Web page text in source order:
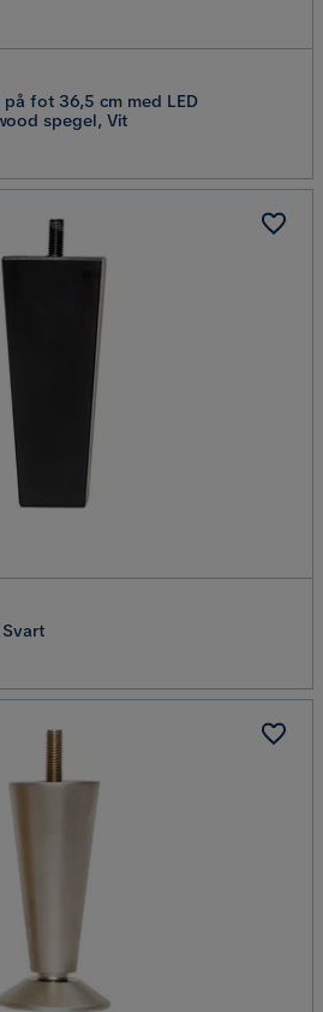
fot 36,5 cm med LED
spegel, Vit